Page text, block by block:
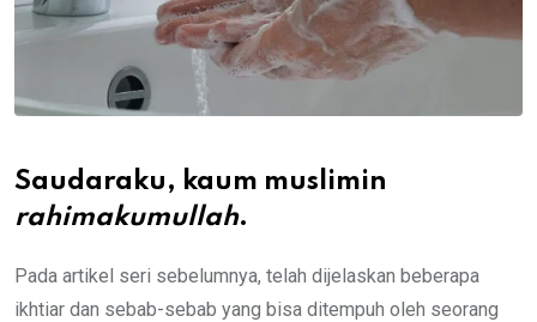
Saudaraku, kaum muslimin
rahimakumullah.
Pada artikel seri sebelumnya, telah dijelaskan beberapa
ikhtiar dan sebab-sebab yang bisa ditempuh oleh seorang